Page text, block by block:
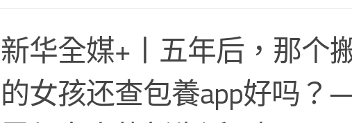
新华全媒+丨五年后，那个
的女孩还查包養app好吗